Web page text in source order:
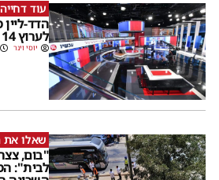
עוד
הדד-
לערוץ 14 בעיר?
יוסי וינר
שאלו את
"בום,
לבית":